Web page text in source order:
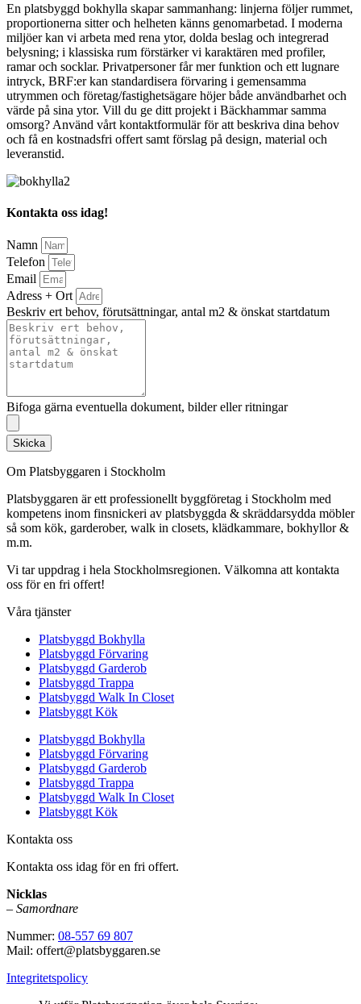
En platsbyggd bokhylla skapar sammanhang: linjerna följer rummet,
proportionerna sitter och helheten känns genomarbetad. I moderna
miljöer kan vi arbeta med rena ytor, dolda beslag och integrerad
belysning; i klassiska rum förstärker vi karaktären med profiler,
ramar och socklar. Privatpersoner får mer funktion och ett lugnare
intryck, BRF:er kan standardisera förvaring i gemensamma
utrymmen och företag/fastighetsägare höjer både användbarhet och
värde på sina ytor. Vill du ge ditt projekt i Bäckhammar samma
omsorg? Använd vårt kontaktformulär för att beskriva dina behov
och få en kostnadsfri offert samt förslag på design, material och
leveranstid.
Kontakta oss idag!
Namn
Telefon
Email
Adress + Ort
Beskriv ert behov, förutsättningar, antal m2 & önskat startdatum
Bifoga gärna eventuella dokument, bilder eller ritningar
Skicka
Om Platsbyggaren i Stockholm
Platsbyggaren är ett professionellt byggföretag i Stockholm med
kompetens inom finsnickeri av platsbyggda & skräddarsydda möbler
så som kök, garderober, walk in closets, klädkammare, bokhyllor &
m.m.
Vi tar uppdrag i hela Stockholmsregionen. Välkomna att kontakta
oss för en fri offert!
Våra tjänster
Platsbyggd Bokhylla
Platsbyggd Förvaring
Platsbyggd Garderob
Platsbyggd Trappa
Platsbyggd Walk In Closet
Platsbyggt Kök
Platsbyggd Bokhylla
Platsbyggd Förvaring
Platsbyggd Garderob
Platsbyggd Trappa
Platsbyggd Walk In Closet
Platsbyggt Kök
Kontakta oss
Kontakta oss idag för en fri offert.
Nicklas
– Samordnare
Nummer: 08-557 69 807
Mail: offert@platsbyggaren.se
Integritetspolicy